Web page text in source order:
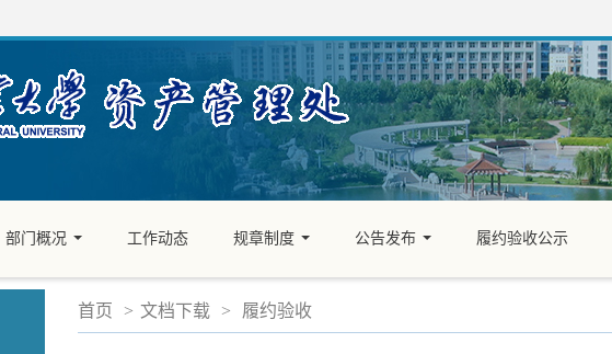
部门概况
工作动态
规章制度
公告发布
履约验收公示
首页 > 文档下载 > 履约验收